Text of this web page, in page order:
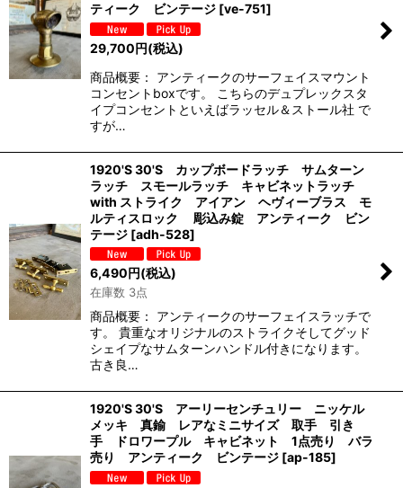
ティーク ビンテージ [ve-751]
29,700円(税込)
商品概要： アンティークのサーフェイスマウント
コンセントboxです。 こちらのデュプレックスタ
イプコンセントといえばラッセル＆ストール社 で
すが…
1920'S 30'S カップボードラッチ サムターン
ラッチ スモールラッチ キャビネットラッチ
with ストライク アイアン ヘヴィーブラス モ
ルティスロック 彫込み錠 アンティーク ビン
テージ [adh-528]
6,490円(税込)
在庫数 3点
商品概要： アンティークのサーフェイスラッチで
す。 貴重なオリジナルのストライクそしてグッド
シェイプなサムターンハンドル付きになります。
古き良…
1920'S 30'S アーリーセンチュリー ニッケル
メッキ 真鍮 レアなミニサイズ 取手 引き
手 ドロワープル キャビネット 1点売り バラ
売り アンティーク ビンテージ [ap-185]